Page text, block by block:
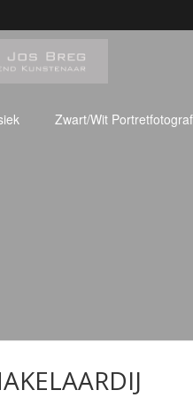
Zwart/Wit